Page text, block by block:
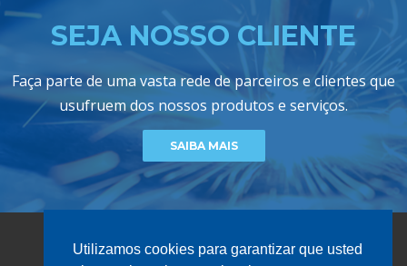
Utilizamos cookies para garantizar que usted
SEJA NOSSO CLIENTE
Faça parte de uma vasta rede de parceiros e clientes que
usufruem dos nossos produtos e serviços.
SAIBA MAIS